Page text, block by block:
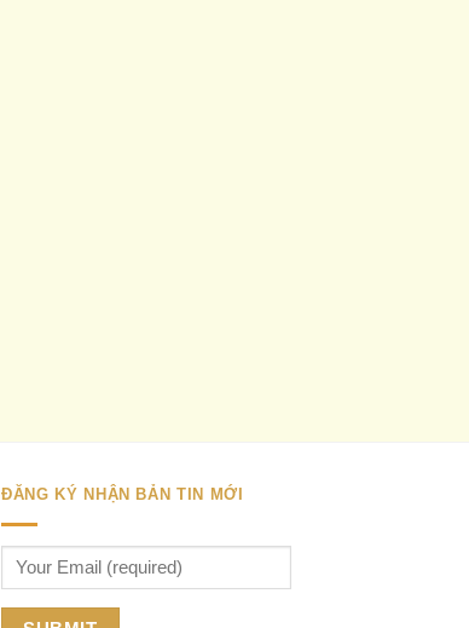
ĐĂNG KÝ NHẬN BẢN TIN MỚI